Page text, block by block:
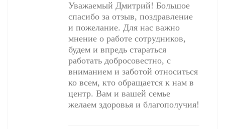
Уважаемый Дмитрий! Большое
спасибо за отзыв, поздравление
и пожелание. Для нас важно
мнение о работе сотрудников,
будем и впредь стараться
работать добросовестно, с
вниманием и заботой относиться
ко всем, кто обращается к нам в
центр. Вам и вашей семье
желаем здоровья и благополучия!